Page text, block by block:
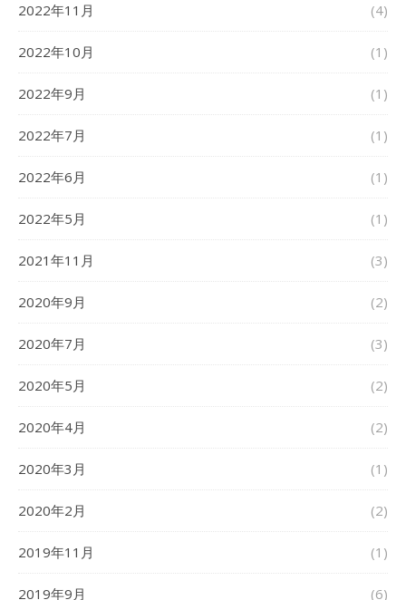
2022年11月 (4)
2022年10月 (1)
2022年9月 (1)
2022年7月 (1)
2022年6月 (1)
2022年5月 (1)
2021年11月 (3)
2020年9月 (2)
2020年7月 (3)
2020年5月 (2)
2020年4月 (2)
2020年3月 (1)
2020年2月 (2)
2019年11月 (1)
2019年9月 (6)